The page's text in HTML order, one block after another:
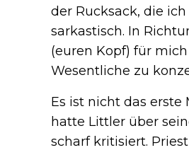
der Rucksack, die
sarkastisch. In
(euren Kopf) für
Wesentliche zu
Es ist nicht das erste
hatte Littler über
scharf kritisiert.